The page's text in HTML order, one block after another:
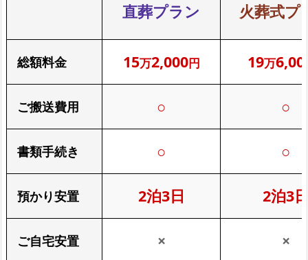
直葬プラン 火葬式プ
総額料金 15万2,000円 19万
ご搬送費用 ○ ○
書類手続き ○ ○
預かり安置 2泊3日 2泊3
ご自宅安置 × ×